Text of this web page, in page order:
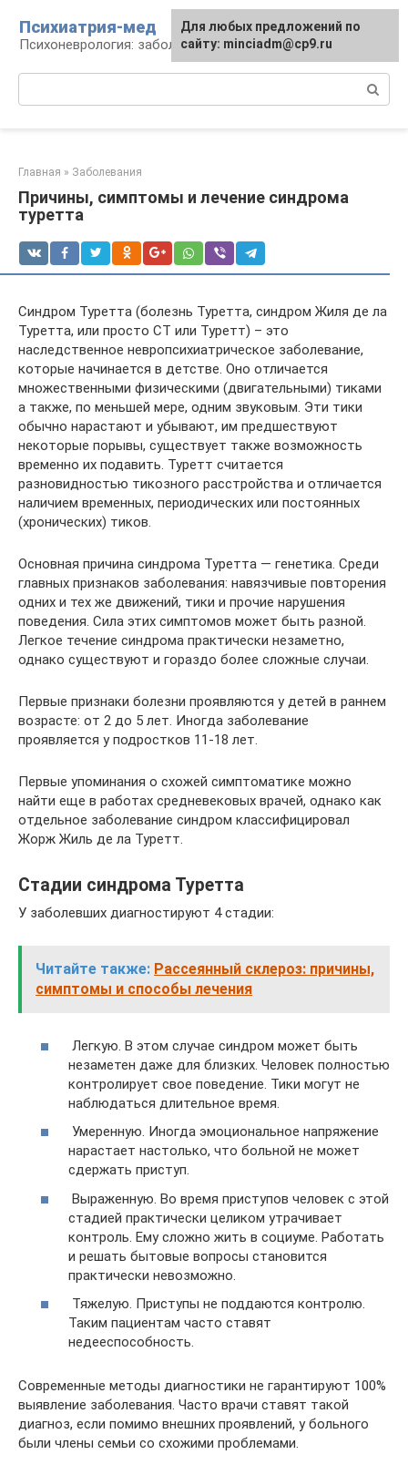
контенту
Психиатрия-мед
Психоневрология: заболевания и терапия
Главная » Заболевания
Причины, симптомы и лечение синдрома
туретта
Синдром Туретта (болезнь Туретта, синдром Жиля де ла
Туретта, или просто СТ или Туретт) – это
наследственное невропсихиатрическое заболевание,
которые начинается в детстве. Оно отличается
множественными физическими (двигательными) тиками
а также, по меньшей мере, одним звуковым. Эти тики
обычно нарастают и убывают, им предшествуют
некоторые порывы, существует также возможность
временно их подавить. Туретт считается
разновидностью тикозного расстройства и отличается
наличием временных, периодических или постоянных
(хронических) тиков.
Основная причина синдрома Туретта — генетика. Среди
главных признаков заболевания: навязчивые повторения
одних и тех же движений, тики и прочие нарушения
поведения. Сила этих симптомов может быть разной.
Легкое течение синдрома практически незаметно,
однако существуют и гораздо более сложные случаи.
Первые признаки болезни проявляются у детей в раннем
возрасте: от 2 до 5 лет. Иногда заболевание
проявляется у подростков 11-18 лет.
Первые упоминания о схожей симптоматике можно
найти еще в работах средневековых врачей, однако как
отдельное заболевание синдром классифицировал
Жорж Жиль де ла Туретт.
Стадии синдрома Туретта
У заболевших диагностируют 4 стадии:
Читайте также: Рассеянный склероз: причины,
симптомы и способы лечения
Легкую. В этом случае синдром может быть
незаметен даже для близких. Человек полностью
контролирует свое поведение. Тики могут не
наблюдаться длительное время.
Умеренную. Иногда эмоциональное напряжение
нарастает настолько, что больной не может
сдержать приступ.
Выраженную. Во время приступов человек с этой
стадией практически целиком утрачивает
контроль. Ему сложно жить в социуме. Работать
и решать бытовые вопросы становится
практически невозможно.
Тяжелую. Приступы не поддаются контролю.
Таким пациентам часто ставят
недееспособность.
Современные методы диагностики не гарантируют 100%
выявление заболевания. Часто врачи ставят такой
диагноз, если помимо внешних проявлений, у больного
были члены семьи со схожими проблемами.
Для любых предложений по
сайту: minciadm@cp9.ru